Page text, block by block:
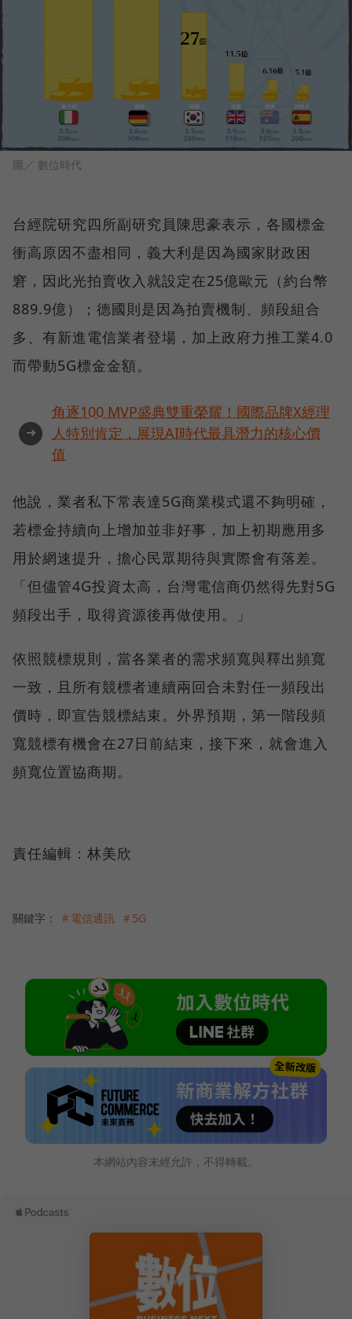
圖／ 數位時代
台經院研究四所副研究員陳思豪表示，各國標金
衝高原因不盡相同，義大利是因為國家財政困
窘，因此光拍賣收入就設定在25億歐元（約台幣
889.9億）；德國則是因為拍賣機制、頻段組合
多、有新進電信業者登場，加上政府力推工業4.0
而帶動5G標金金額。
➜
角逐100 MVP盛典雙重榮耀！國際品牌X經理
人特別肯定，展現AI時代最具潛力的核心價
值
他說，業者私下常表達5G商業模式還不夠明確，
若標金持續向上增加並非好事，加上初期應用多
用於網速提升，擔心民眾期待與實際會有落差。
「但儘管4G投資太高，台灣電信商仍然得先對5G
頻段出手，取得資源後再做使用。」
依照競標規則，當各業者的需求頻寬與釋出頻寬
一致，且所有競標者連續兩回合未對任一頻段出
價時，即宣告競標結束。外界預期，第一階段頻
寬競標有機會在27日前結束，接下來，就會進入
頻寬位置協商期。
責任編輯：林美欣
關鍵字： ＃電信通訊 ＃5G
本網站內容未經允許，不得轉載。